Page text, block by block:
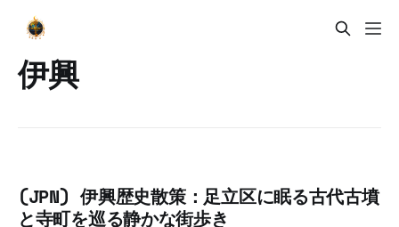
伊興
(JPN) 伊興歴史散策：足立区に眠る古代古墳
と寺町を巡る静かな街歩き